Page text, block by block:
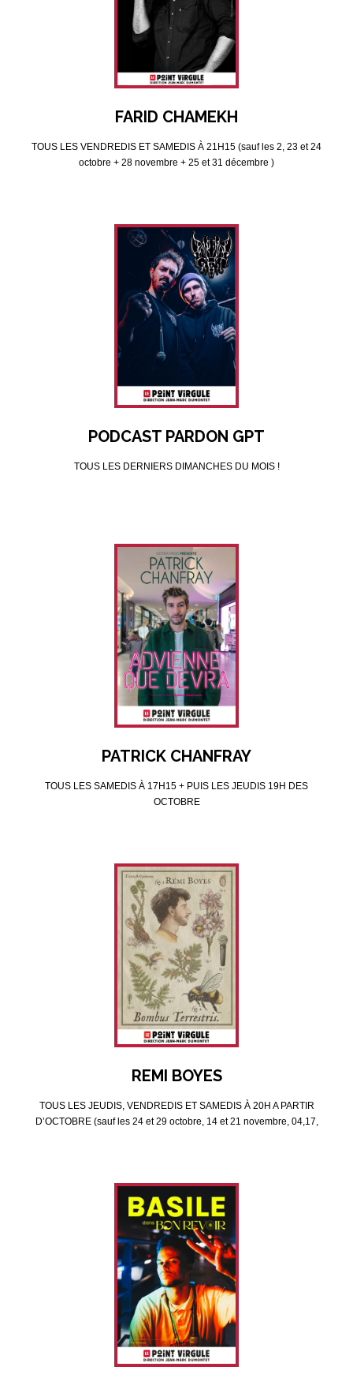
FARID CHAMEKH
TOUS LES VENDREDIS ET SAMEDIS À 21H15 (sauf les 2, 23 et 24
octobre + 28 novembre + 25 et 31 décembre )
PODCAST PARDON GPT
TOUS LES DERNIERS DIMANCHES DU MOIS !
PATRICK CHANFRAY
TOUS LES SAMEDIS À 17H15 + PUIS LES JEUDIS 19H DES
OCTOBRE
REMI BOYES
TOUS LES JEUDIS, VENDREDIS ET SAMEDIS À 20H A PARTIR
D’OCTOBRE (sauf les 24 et 29 octobre, 14 et 21 novembre, 04,17,